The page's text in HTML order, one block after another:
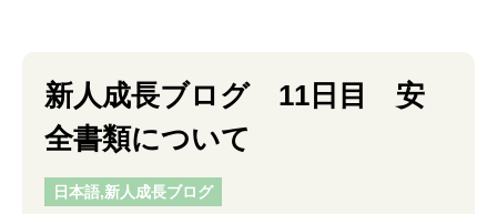
新人成長ブログ 11日目 安
全書類について
日本語,新人成長ブログ